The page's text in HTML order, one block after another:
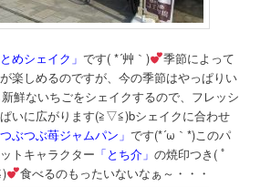
めシェイク」です( *´艸｀)
季節によって
楽しめるのですが、今の季節はやっぱりい
鮮ないちごをシェイクするので、フレッシ
いに広がります(≧▽≦)bシェイクに合わせ
ぶつぶ苺ジャムパン」です(*´ω｀*)このパ
トキャラクター 「とち介」の焼印つき( ﾟ
食べるのもったいないなぁ～・・・